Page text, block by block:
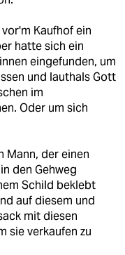
Kaufhof ein
hatte sich ein
eingefunden, um
und lauthals Gott
im
Oder um sich
Mann, der einen
den Gehweg
Schild beklebt
auf diesem und
mit diesen
sie verkaufen zu